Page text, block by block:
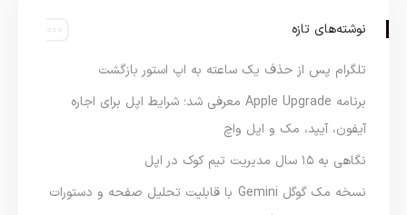
نوشته‌های تازه
تلگرام پس از حذف یک ساعته به اپ استور بازگشت
برنامه Apple Upgrade معرفی شد؛ شرایط اپل برای اجاره
آیفون، آیپد، مک و اپل واچ
نگاهی به ۱۵ سال مدیریت تیم کوک در اپل
نسخه مک گوگل Gemini با قابلیت تحلیل صفحه و دستورات